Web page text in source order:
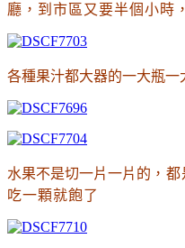
廳 ，到市區又要半個小時
各種果汁都大器的一大瓶一
水果不是切一片一片的 ，
吃一顆就飽了